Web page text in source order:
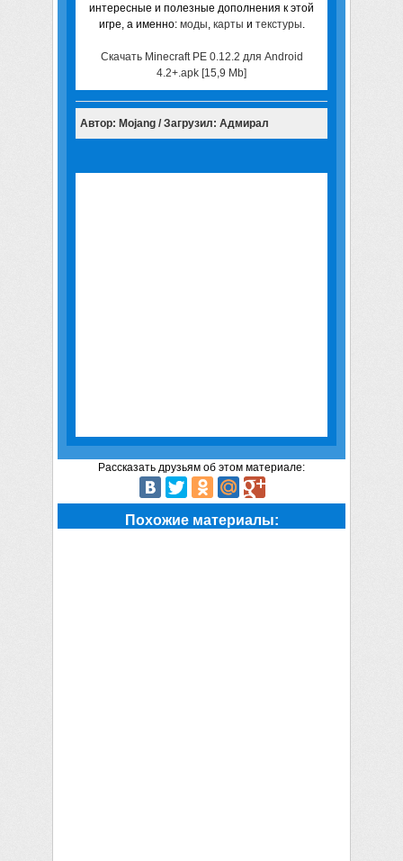
интересные и полезные дополнения к этой
игре, а именно: моды карты и текстуры
Скачать Minecraft PE 0.12.2 для Android
4.2+.apk [15,9 Mb]
Автор: Mojang / Загрузил: Адмирал
Рассказать друзьям об этом материале:
Похожие материалы: